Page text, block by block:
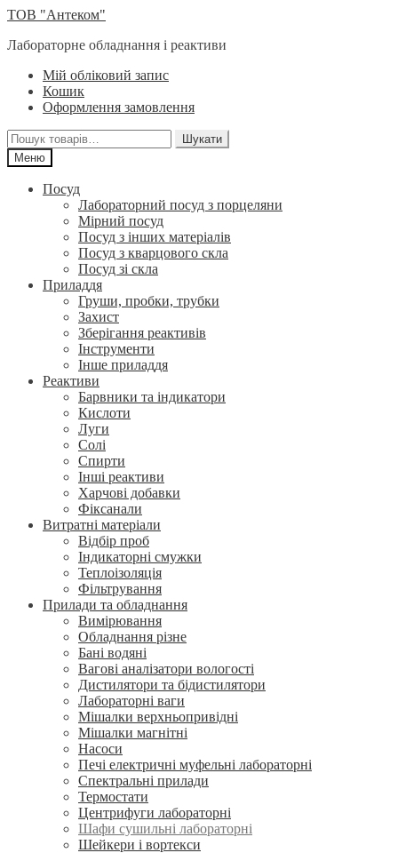
Перейти
навігації
Перейти
вмісту
ТОВ "Антеком"
Лабораторне обладнання і реактиви
Мій обліковий запис
Кошик
Оформлення замовлення
Шукати:
Шукати
Меню
Посуд
Лабораторний посуд з порцеляни
Мірний посуд
Посуд з інших матеріалів
Посуд з кварцового скла
Посуд зі скла
Приладдя
Груши, пробки, трубки
Захист
Зберігання реактивів
Інструменти
Інше приладдя
Реактиви
Барвники та індикатори
Кислоти
Луги
Солі
Спирти
Інші реактиви
Харчові добавки
Фіксанали
Витратні матеріали
Відбір проб
Індикаторні смужки
Теплоізоляція
Фільтрування
Прилади та обладнання
Вимірювання
Обладнання різне
Бані водяні
Вагові аналізатори вологості
Дистилятори та бідистилятори
Лабораторні ваги
Мішалки верхньопривідні
Мішалки магнітні
Насоси
Печі електричні муфельні лабораторні
Спектральні прилади
Термостати
Центрифуги лабораторні
Шафи сушильні лабораторні
Шейкери і вортекси